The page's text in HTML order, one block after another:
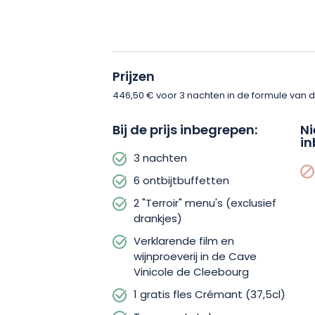
boeiend bezoek aan de beroemde
Ontdek de geheimen van het
verklarende film en proef daarna
Verken de nabijgelegen thematische
wonderen van het Regionale
natuurjuweeltje, dat door UNESCO is
Wereldbiosfeerreservaat, biedt
een totale onderdompeling in het hart
Trakteer jezelf op een romantisch,
Boek nu dit wijnarrangement voor 2
onvergetelijke ervaring! Kom en
Prijzen
446,50 € voor 3 nachten in de formule van
Bij de prijs inbegrepen:
3 nachten
6 ontbijtbuffetten
2 "Terroir" menu's (exclusief
drankjes)
Verklarende film en
wijnproeverij in de Cave
Vinicole de Cleebourg
1 gratis fles Crémant (37,5cl)